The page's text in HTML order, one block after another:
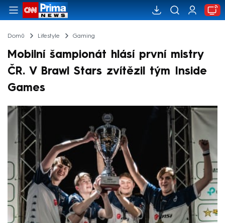
Domů Lifestyle Gaming
Mobilní šampionát hlásí první mistry
ČR. V Brawl Stars zvítězil tým Inside
Games